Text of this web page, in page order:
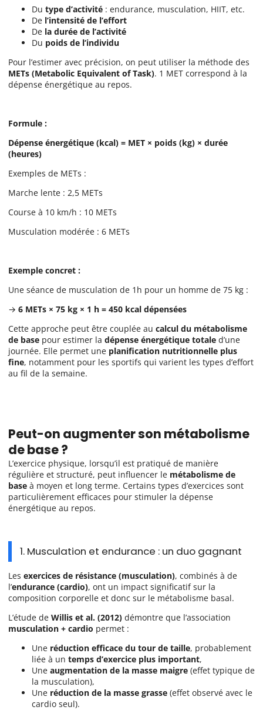
Du type d’activité : endurance, musculation, HIIT, etc.
De l’intensité de l’effort
De la durée de l’activité
Du poids de l’individu
Pour l’estimer avec précision, on peut utiliser la méthode des
METs (Metabolic Equivalent of Task). 1 MET correspond à la
dépense énergétique au repos.
Formule :
Dépense énergétique (kcal) = MET × poids (kg) × durée
(heures)
Exemples de METs :
Marche lente : 2,5 METs
Course à 10 km/h : 10 METs
Musculation modérée : 6 METs
Exemple concret :
Une séance de musculation de 1h pour un homme de 75 kg :
→ 6 METs × 75 kg × 1 h = 450 kcal dépensées
Cette approche peut être couplée au calcul du métabolisme
de base pour estimer la dépense énergétique totale d’une
journée. Elle permet une planification nutritionnelle plus
fine, notamment pour les sportifs qui varient les types d’effort
au fil de la semaine.
Peut-on augmenter son métabolisme
de base ?
L’exercice physique, lorsqu’il est pratiqué de manière
régulière et structuré, peut influencer le métabolisme de
base à moyen et long terme. Certains types d’exercices sont
particulièrement efficaces pour stimuler la dépense
énergétique au repos.
1. Musculation et endurance : un duo gagnant
Les exercices de résistance (musculation), combinés à de
l’endurance (cardio), ont un impact significatif sur la
composition corporelle et donc sur le métabolisme basal.
L’étude de Willis et al. (2012) démontre que l’association
musculation + cardio permet :
Une réduction efficace du tour de taille, probablement
liée à un temps d’exercice plus important,
Une augmentation de la masse maigre (effet typique de
la musculation),
Une réduction de la masse grasse (effet observé avec le
cardio seul).